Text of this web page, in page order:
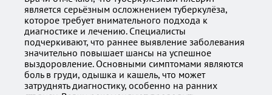
является серьёзным осложнением туберкулёза,
которое требует внимательного подхода к
диагностике и лечению. Специалисты
подчеркивают, что раннее выявление заболевания
значительно повышает шансы на успешное
выздоровление. Основными симптомами являются
боль в груди, одышка и кашель, что может
затруднять диагностику, особенно на ранних